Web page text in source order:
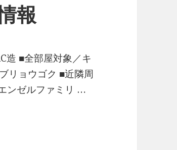
報
■全部屋対象／キ
リョウゴク ■近隣周
ンゼルファミリ …